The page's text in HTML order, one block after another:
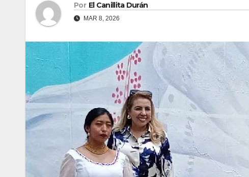
Por El Canillita Durán
MAR 8, 2026